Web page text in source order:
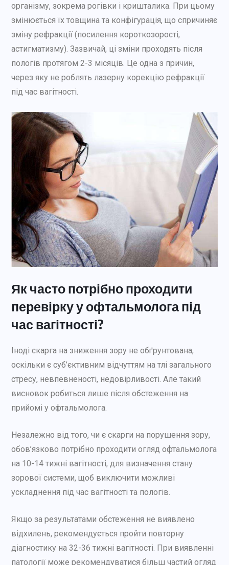
організму, зокрема рогівки і кришталика. При цьому
змінюється їх товщина та конфігурація, що спричиняє
зміну рефракції (посилення короткозорості,
астигматизму). Зазвичай, ці зміни проходять після
пологів протягом 2-3 місяців. Це одна з причин,
через яку не роблять лазерну корекцію рефракції
під час вагітності.
Як часто потрібно проходити
перевірку у офтальмолога під
час вагітності?
Іноді скарга на зниження зору не обґрунтована,
оскільки є суб’єктивним відчуттям на тлі загального
стресу, невпевненості, недовірливості. Але такий
висновок робиться лише після обстеження на
прийомі у офтальмолога.
Незалежно від того, чи є скарги на порушення зору,
обов’язково потрібно проходити огляд офтальмолога
на 10-14 тижні вагітності, для визначення стану
зорової системи, щоб виключити можливі
ускладнення під час вагітності та пологів.
Якщо за результатами обстеження не виявлено
відхилень, рекомендується пройти повторну
діагностику на 32-36 тижні вагітності. При виявленні
патології може рекомендуватися більш частий огляд